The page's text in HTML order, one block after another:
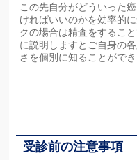
この先自分がどういった
ければいいのかを効率的
クの場合は精査をするこ
に説明しますとご自身の
さを個別に知ることができ
受診前の注意事項